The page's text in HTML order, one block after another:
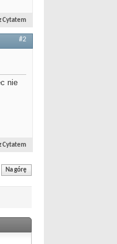
Cytatem
#2
nie
Cytatem
Na górę